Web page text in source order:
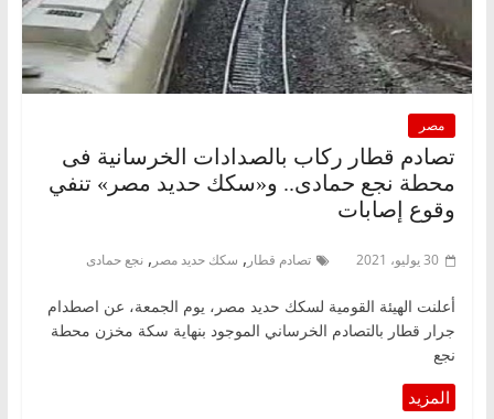
مصر
تصادم قطار ركاب بالصدادات الخرسانية فى
محطة نجع حمادى.. و«سكك حديد مصر» تنفي
وقوع إصابات
30 يوليو، 2021 تصادم قطار , سكك حديد مصر , نجع حمادى
أعلنت الهيئة القومية لسكك حديد مصر، يوم الجمعة، عن اصطدام
جرار قطار بالتصادم الخرساني الموجود بنهاية سكة مخزن محطة
نجع